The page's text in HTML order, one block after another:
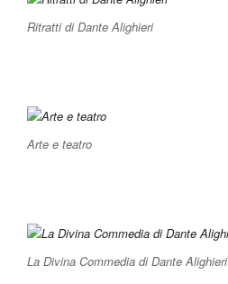
Ritratti di Dante Alighieri
Arte e teatro
La Divina Commedia di Dante Alighieri